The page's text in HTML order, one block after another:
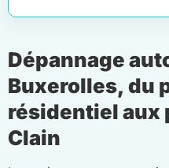
Dépannage
Buxerolles, du
résidentiel aux
Clain